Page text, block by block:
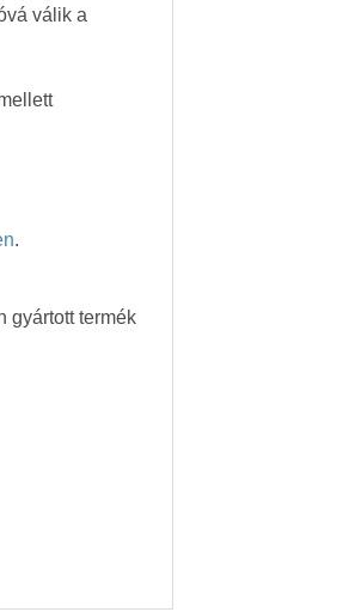
válik a
.
gyártott termék